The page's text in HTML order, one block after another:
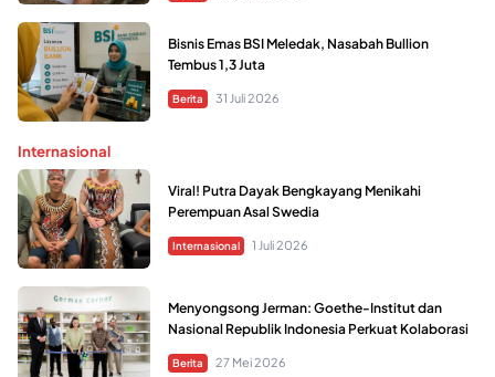
Bisnis Emas BSI Meledak, Nasabah Bullion
Tembus 1,3 Juta
Berita 31 Juli 2026
Internasional
Viral! Putra Dayak Bengkayang Menikahi
Perempuan Asal Swedia
Internasional 1 Juli 2026
Menyongsong Jerman: Goethe-Institut dan
Nasional Republik Indonesia Perkuat Kolaborasi
Berita 27 Mei 2026